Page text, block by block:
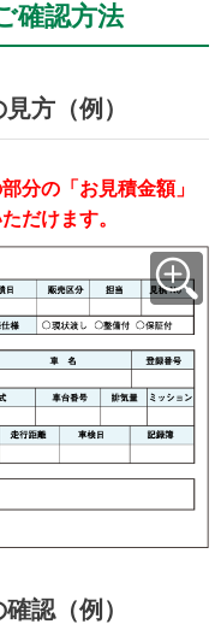
確認方法
方（例）
分の「お見積金額」
だけます。
認（例）